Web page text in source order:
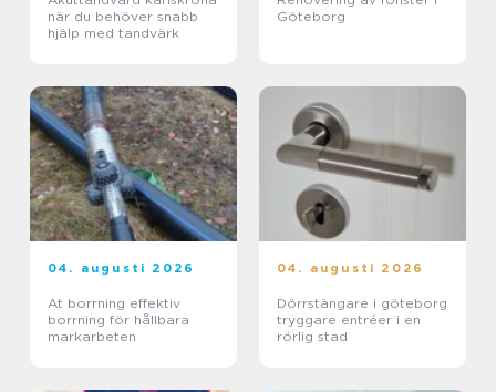
när du behöver snabb
hjälp med tandvärk
Göteborg
04. augusti 2026
At borrning effektiv
borrning för hållbara
markarbeten
04. augusti 2026
Dörrstängare i göteborg
tryggare entréer i en
rörlig stad